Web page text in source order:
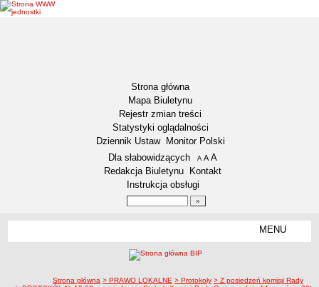
Strona główna
Mapa Biuletynu
Rejestr zmian treści
Statystyki oglądalności
Dziennik Ustaw
Monitor Polski
Menu dodatkowe
Dla słabowidzących A pomniejsz czcionkę
A standardowy rozmiar czcionki
A
Redakcja Biuletynu
Kontakt
Instrukcja obsługi
MENU
Lokalizacjaścieżka nawigacji
Strona główna > PRAWO LOKALNE > Protokoły > Z posiedzeń komisji Rady